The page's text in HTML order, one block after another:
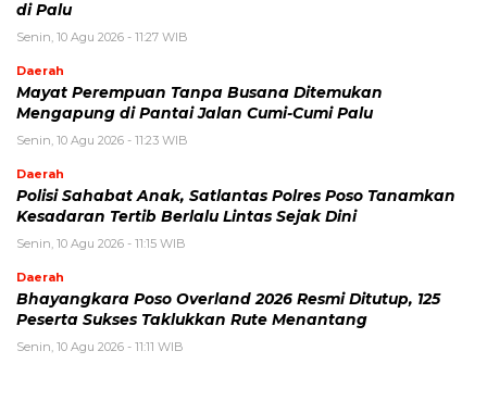
di Palu
Senin, 10 Agu 2026 - 11:27 WIB
Daerah
Mayat Perempuan Tanpa Busana Ditemukan
Mengapung di Pantai Jalan Cumi-Cumi Palu
Senin, 10 Agu 2026 - 11:23 WIB
Daerah
Polisi Sahabat Anak, Satlantas Polres Poso Tanamkan
Kesadaran Tertib Berlalu Lintas Sejak Dini
Senin, 10 Agu 2026 - 11:15 WIB
Daerah
Bhayangkara Poso Overland 2026 Resmi Ditutup, 125
Peserta Sukses Taklukkan Rute Menantang
Senin, 10 Agu 2026 - 11:11 WIB